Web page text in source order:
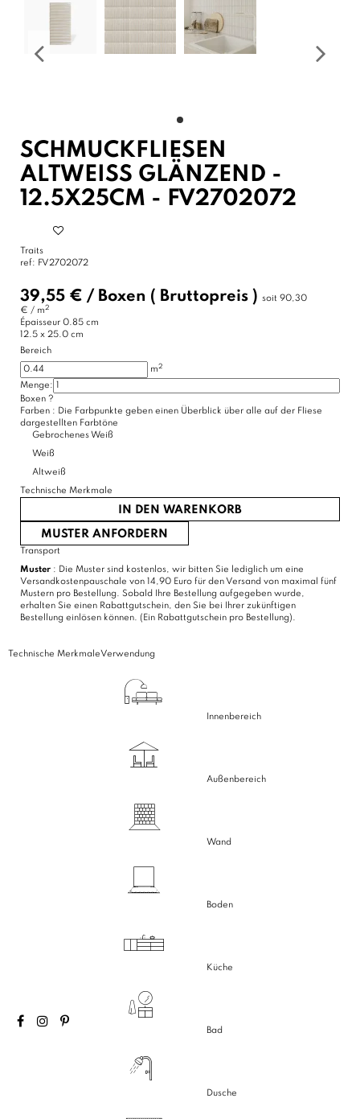
SCHMUCKFLIESEN
ALTWEISS GLÄNZEND - 1
2.5X25CM - FV2702072
Traits
ref: FV2702072
39,55 € / Boxen ( Bruttopreis ) soit 90,30
€ / m2
Épaisseur 0.85 cm
12.5 x 25.0 cm
Bereich
m2
Menge:
Boxen ?
Farben : Die Farbpunkte geben einen Überblick über alle auf der Fliese
dargestellten Farbtöne
Gebrochenes Weiß
Weiß
Altweiß
Technische Merkmale
IN DEN WARENKORB
MUSTER ANFORDERN
Transport
Muster : Die Muster sind kostenlos, wir bitten Sie lediglich um eine
Versandkostenpauschale von 14,90 Euro für den Versand von maximal fünf
Mustern pro Bestellung. Sobald Ihre Bestellung aufgegeben wurde,
erhalten Sie einen Rabattgutschein, den Sie bei Ihrer zukünftigen
Bestellung einlösen können. (Ein Rabattgutschein pro Bestellung).
Technische MerkmaleVerwendung
Innenbereich
Außenbereich
Wand
Boden
Küche
Bad
Dusche